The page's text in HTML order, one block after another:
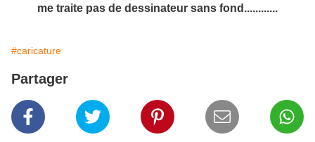
me traite pas de dessinateur sans fond............
#caricature
Partager